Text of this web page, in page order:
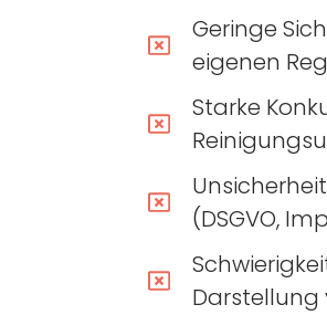
Geringe
eigenen
Starke
(DSGVO,
Darstellung